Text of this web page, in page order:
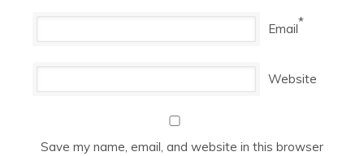
Email*
Website
Save my name, email, and website in this browser